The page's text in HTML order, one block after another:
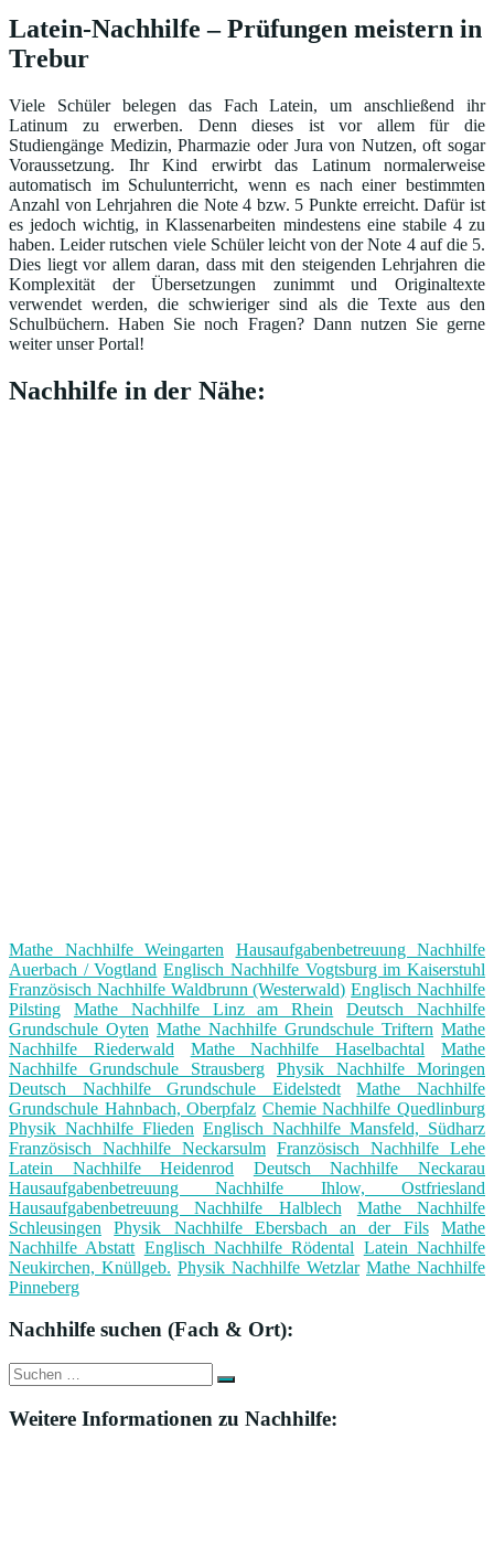
Latein-Nachhilfe – Prüfungen meistern in
Trebur
Viele Schüler belegen das Fach Latein, um anschließend ihr
Latinum zu erwerben. Denn dieses ist vor allem für die
Studiengänge Medizin, Pharmazie oder Jura von Nutzen, oft sogar
Voraussetzung. Ihr Kind erwirbt das Latinum normalerweise
automatisch im Schulunterricht, wenn es nach einer bestimmten
Anzahl von Lehrjahren die Note 4 bzw. 5 Punkte erreicht. Dafür ist
es jedoch wichtig, in Klassenarbeiten mindestens eine stabile 4 zu
haben. Leider rutschen viele Schüler leicht von der Note 4 auf die 5.
Dies liegt vor allem daran, dass mit den steigenden Lehrjahren die
Komplexität der Übersetzungen zunimmt und Originaltexte
verwendet werden, die schwieriger sind als die Texte aus den
Schulbüchern. Haben Sie noch Fragen? Dann nutzen Sie gerne
weiter unser Portal!
Nachhilfe in der Nähe:
Mathe Nachhilfe Weingarten
Hausaufgabenbetreuung Nachhilfe
Auerbach / Vogtland Englisch Nachhilfe Vogtsburg im Kaiserstuhl
Französisch Nachhilfe Waldbrunn (Westerwald) Englisch Nachhilfe
Pilsting
Mathe Nachhilfe Linz am Rhein
Deutsch Nachhilfe
Grundschule Oyten Mathe Nachhilfe Grundschule Triftern Mathe
Nachhilfe Riederwald
Mathe Nachhilfe Haselbachtal
Mathe
Nachhilfe Grundschule Strausberg
Physik Nachhilfe Moringen
Deutsch Nachhilfe Grundschule Eidelstedt
Mathe Nachhilfe
Grundschule Hahnbach, Oberpfalz Chemie Nachhilfe Quedlinburg
Physik Nachhilfe Flieden Englisch Nachhilfe Mansfeld, Südharz
Französisch Nachhilfe Neckarsulm Französisch Nachhilfe Lehe
Latein Nachhilfe Heidenrod
Deutsch Nachhilfe Neckarau
Hausaufgabenbetreuung Nachhilfe Ihlow, Ostfriesland
Hausaufgabenbetreuung Nachhilfe Halblech
Mathe Nachhilfe
Schleusingen
Physik Nachhilfe Ebersbach an der Fils
Mathe
Nachhilfe Abstatt Englisch Nachhilfe Rödental Latein Nachhilfe
Neukirchen, Knüllgeb. Physik Nachhilfe Wetzlar Mathe Nachhilfe
Pinneberg
Nachhilfe suchen (Fach & Ort):
Suche
nach:
Suchen
Weitere Informationen zu Nachhilfe: